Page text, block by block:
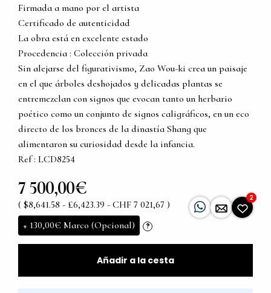
Firmada a mano por el artista
Certificado de autenticidad
La obra está en excelente estado
Procedencia : Colección privada
Sin alejarse del figurativismo, Zao Wou-ki crea un paisaje
en el que árboles deshojados y delicadas plantas se
entremezclan con signos que evocan tanto un herbario
poético como un conjunto de signos caligráficos, en un eco
directo de los bronces de la dinastía Shang que
alimentaron su curiosidad desde la infancia.
Ref : LCD8254
7 500,00€
( $8,641.58 - £6,423.39 - CHF 7 021,67 )
+ 130,00€ Marco (Opcional) ?
2
Añadir a la cesta